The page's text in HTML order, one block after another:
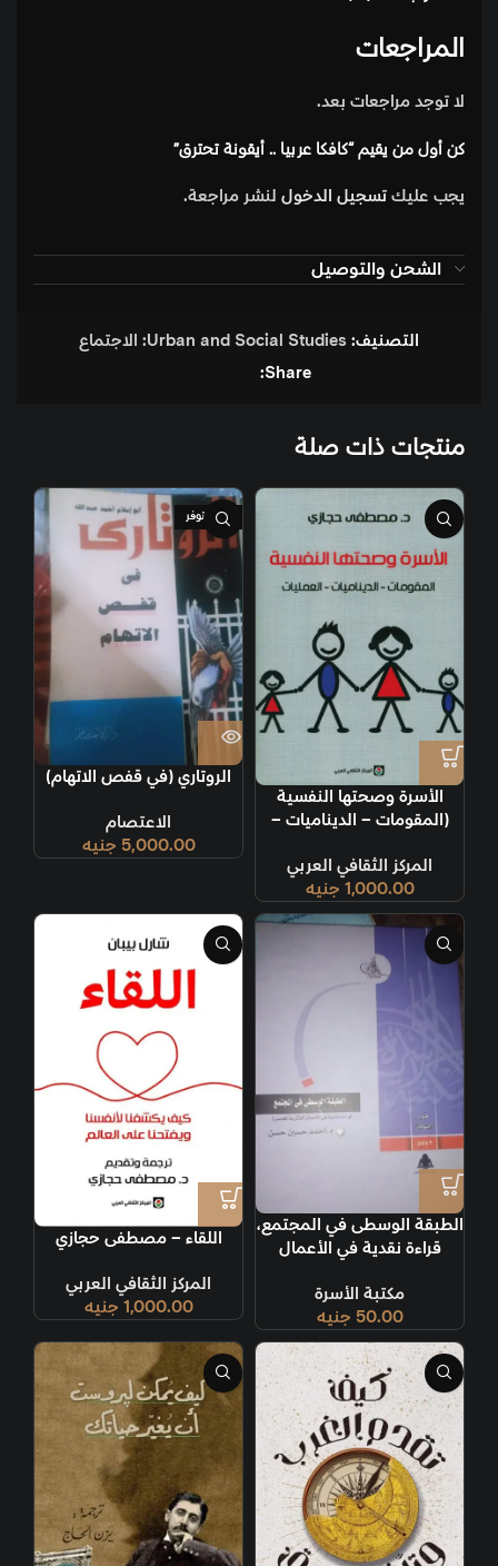
المراجعات
لا توجد مراجعات بعد.
كن أول من يقيم “كافكا عربيا .. أيقونة تحترق”
يجب عليك تسجيل الدخول لنشر مراجعة.
الشحن والتوصيل
التصنيف: Urban and Social Studies: الاجتماع
Share:
منتجات ذات صلة
الأسرة وصحتها النفسية
(المقومات – الديناميات –
المركز الثقافي العربي
1,000.00 جنيه
غير متوفر
الروتاري (في قفص الاتهام)
الاعتصام
5,000.00 جنيه
الطبقة الوسطى في المجتمع،
قراءة نقدية في الأعمال
مكتبة الأسرة
50.00 جنيه
اللقاء – مصطفى حجازي
المركز الثقافي العربي
1,000.00 جنيه